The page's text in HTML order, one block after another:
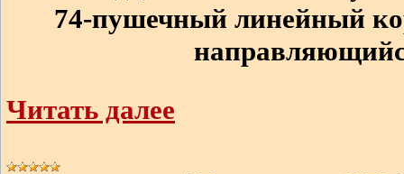
74-пушечный линейный
Читать далее